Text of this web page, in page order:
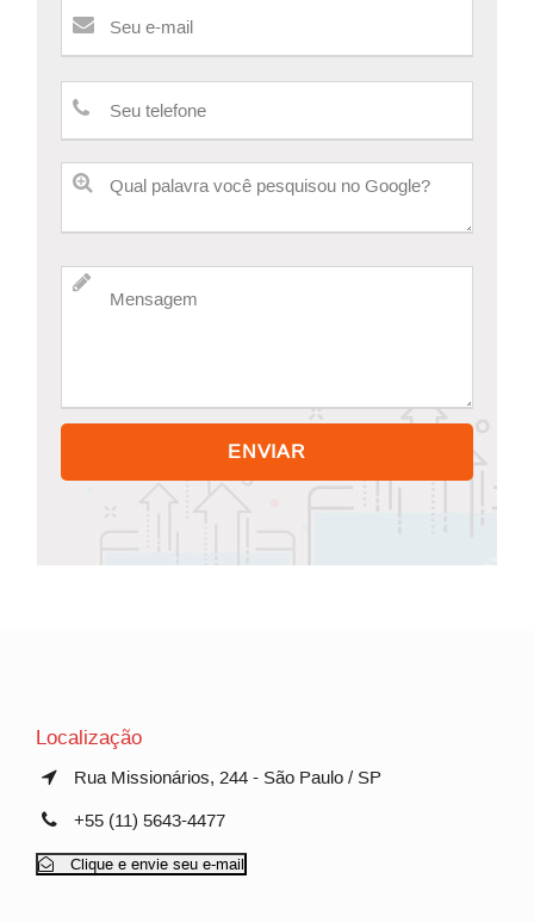
Localização
Rua Missionários, 244 - São Paulo / SP
+55 (11) 5643-4477
Clique e envie seu e-mail